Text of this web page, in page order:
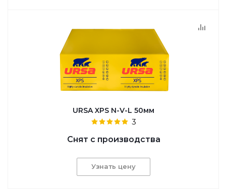
URSA XPS N-V-L 50мм
3
Снят с производства
Узнать цену